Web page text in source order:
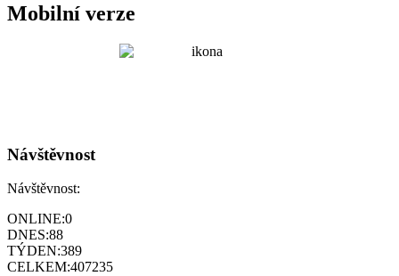
Mobilní verze
Návštěvnost
Návštěvnost:
ONLINE:0
DNES:88
TÝDEN:389
CELKEM:407235